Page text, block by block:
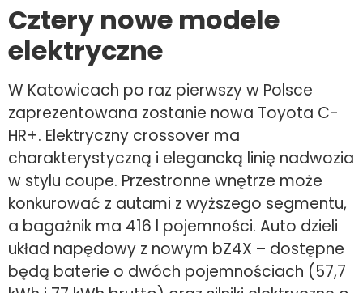
Cztery nowe modele
elektryczne
W Katowicach po raz pierwszy w Polsce
zaprezentowana zostanie nowa Toyota C-
HR+. Elektryczny crossover ma
charakterystyczną i elegancką linię nadwozia
w stylu coupe. Przestronne wnętrze może
konkurować z autami z wyższego segmentu,
a bagażnik ma 416 l pojemności. Auto dzieli
układ napędowy z nowym bZ4X – dostępne
będą baterie o dwóch pojemnościach (57,7